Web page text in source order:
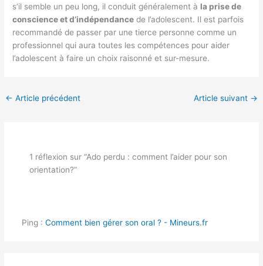
s’il semble un peu long, il conduit généralement à la prise de
conscience et d’indépendance de l’adolescent. Il est parfois
recommandé de passer par une tierce personne comme un
professionnel qui aura toutes les compétences pour aider
l’adolescent à faire un choix raisonné et sur-mesure.
← Article précédent Article suivant →
1 réflexion sur “Ado perdu : comment l’aider pour son
orientation?”
Ping : Comment bien gérer son oral ? - Mineurs.fr